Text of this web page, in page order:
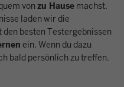
von zu Hause machst.
laden wir die
besten Testergebnissen
ein. Wenn du dazu
bald persönlich zu treffen.